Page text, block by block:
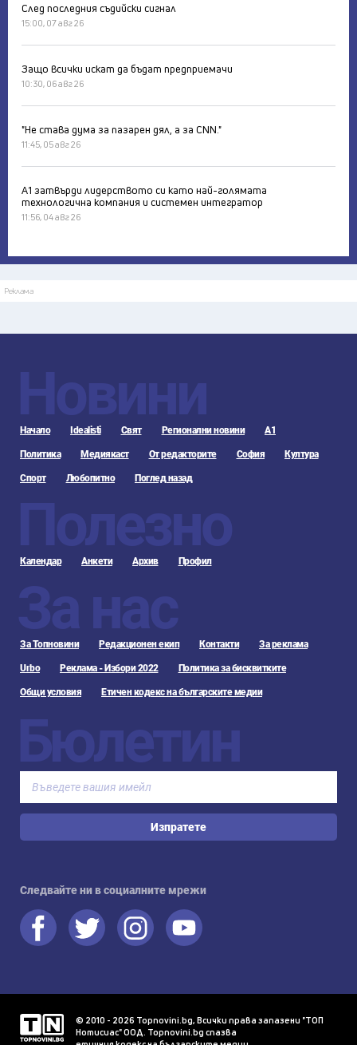
След последния съдийски сигнал
15:00, 07 авг 26
Защо всички искат да бъдат предприемачи
10:30, 06 авг 26
"Не става дума за пазарен дял, а за CNN."
11:45, 05 авг 26
А1 затвърди лидерството си като най-голямата
технологична компания и системен интегратор
11:56, 04 авг 26
Реклама
Новини
Начало Idealisti Свят Регионални новини А1
Политика Медиякаст От редакторите София Култура
Спорт Любопитно Поглед назад
Полезно
Календар Анкети Архив Профил
За нас
За Топновини Редакционен екип Контакти За реклама
Urbo Реклама - Избори 2022 Политика за бисквитките
Общи условия Етичен кодекс на българските медии
Бюлетин
Изпратете
Следвайте ни в социалните мрежи
© 2010 - 2026 Topnovini.bg, Всички права запазени "ТОП
Нотисиас" ООД. Topnovini.bg спазва